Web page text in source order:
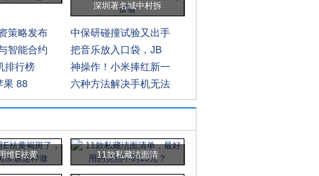
深圳著名城中村拆
策略发布
中保研碰撞试验又出手
智能合约
把音乐放入口袋，JB
排行榜
神操作！小米捧红新一
果 88
六种方法解决手机无法
维E祛黄 11款私藏洁面清